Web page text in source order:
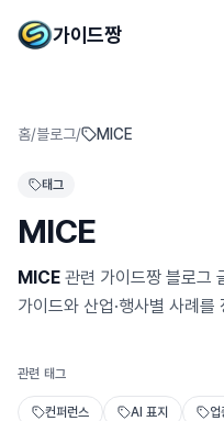
가이드짱
홈/블로그/ MICE
태그
MICE
MICE 관련 가이드짱 블로그
가이드와 산업·행사별 사례를
관련 태그
컨퍼런스 AI 표지 업